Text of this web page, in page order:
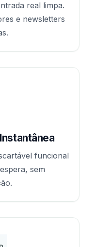
real limpa.
e newsletters
funcional
sem